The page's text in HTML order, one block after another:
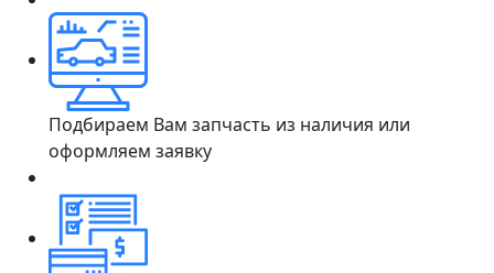
Подбираем Вам запчасть из наличия или
оформляем заявку